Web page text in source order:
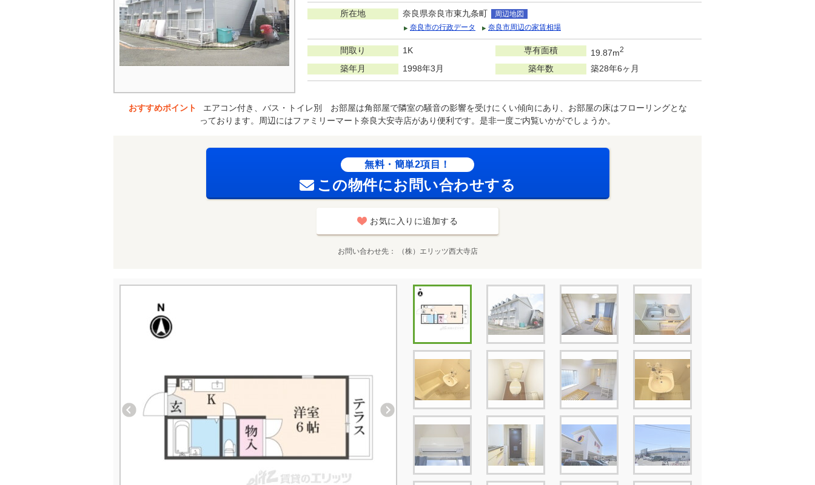
所在地 奈良県奈良市東九条町
周辺地図
奈良市の行政データ
奈良市周辺の家賃相場
間取り 1K 専有面積 19.87m2
築年月 1998年3月 築年数 築28年6ヶ月
おすすめポイント
エアコン付き、バス・トイレ別 お部屋は角部屋で隣室の騒音の影響を受けにくい傾向にあり、お部屋の床はフローリングとな
っております。周辺にはファミリーマート奈良大安寺店があり便利です。是非一度ご内覧いかがでしょうか。
無料・簡単2項目！
この物件にお問い合わせする
お気に入りに追加する
お問い合わせ先 （株）エリッツ西大寺店